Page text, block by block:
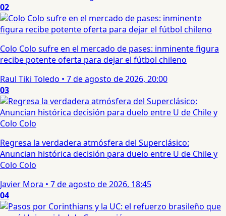
02
Colo Colo sufre en el mercado de pases: inminente figura
recibe potente oferta para dejar el fútbol chileno
Raul Tiki Toledo • 7 de agosto de 2026, 20:00
03
Regresa la verdadera atmósfera del Superclásico:
Anuncian histórica decisión para duelo entre U de Chile y
Colo Colo
Javier Mora • 7 de agosto de 2026, 18:45
04